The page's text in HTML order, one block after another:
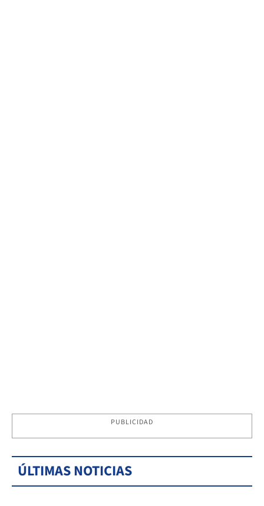
PUBLICIDAD
ÚLTIMAS NOTICIAS